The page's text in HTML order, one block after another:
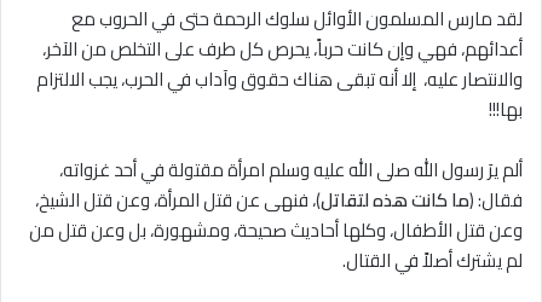
لقد مارس المسلمون الأوائل سلوك الرحمة حتى في الحروب مع
أعدائهم، فهي وإن كانت حرباً، يحرص كل طرف على التخلص من الآخر،
والانتصار عليه، إلا أنه تبقى هناك حقوق وآداب في الحرب، يجب الالتزام
بها!!!
ألم يرَ رسول الله صلى الله عليه وسلم امرأة مقتولة في أحد غزواته،
فقال: (ما كانت هذه لتقاتل)، فنهى عن قتل المرأة، وعن قتل الشيخ،
وعن قتل الأطفال، وكلها أحاديث صحيحة، ومشهورة، بل وعن قتل من
لم يشترك أصلاً في القتال.